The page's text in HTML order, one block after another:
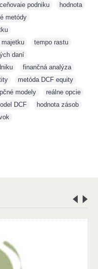
podniku hodnota
metódy
majetku tempo rastu
daní
finančná analýza
metóda DCF equity
modely reálne opcie
DCF hodnota zásob